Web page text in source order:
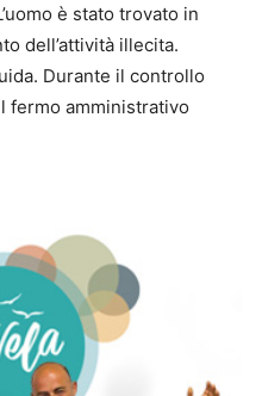
è stato trovato in
dell’attività illecita.
Durante il controllo
fermo amministrativo